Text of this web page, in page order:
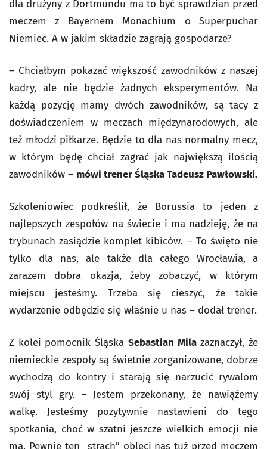
dla drużyny z Dortmundu ma to być sprawdzian przed
meczem z Bayernem Monachium o Superpuchar
Niemiec. A w jakim składzie zagrają gospodarze?
– Chciałbym pokazać większość zawodników z naszej
kadry, ale nie będzie żadnych eksperymentów. Na
każdą pozycję mamy dwóch zawodników, są tacy z
doświadczeniem w meczach międzynarodowych, ale
też młodzi piłkarze. Będzie to dla nas normalny mecz,
w którym będę chciał zagrać jak największą ilością
zawodników – mówi trener Śląska Tadeusz Pawłowski.
Szkoleniowiec podkreślił, że Borussia to jeden z
najlepszych zespołów na świecie i ma nadzieję, że na
trybunach zasiądzie komplet kibiców. – To święto nie
tylko dla nas, ale także dla całego Wrocławia, a
zarazem dobra okazja, żeby zobaczyć, w którym
miejscu jesteśmy. Trzeba się cieszyć, że takie
wydarzenie odbędzie się właśnie u nas – dodał trener.
Z kolei pomocnik Śląska Sebastian Milazaznaczył, że
niemieckie zespoły są świetnie zorganizowane, dobrze
wychodzą do kontry i starają się narzucić rywalom
swój styl gry. – Jestem przekonany, że nawiążemy
walkę. Jesteśmy pozytywnie nastawieni do tego
spotkania, choć w szatni jeszcze wielkich emocji nie
ma. Pewnie ten „strach” obleci nas tuż przed meczem